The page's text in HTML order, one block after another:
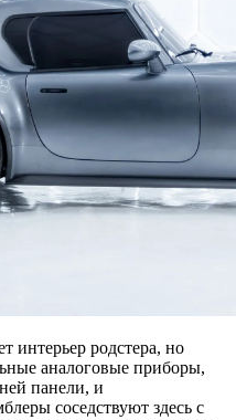
интерьер родстера, но
аналоговые приборы,
панели, и
соседствуют здесь с